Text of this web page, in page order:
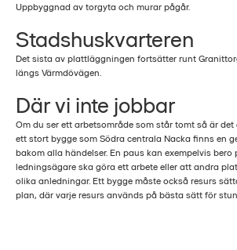
Uppbyggnad av torgyta och murar pågår.
Stadshuskvarteren
Det sista av plattläggningen fortsätter runt
längs Värmdövägen.
Där vi inte jobbar
Om du ser ett arbetsområde som står tomt så är det
ett stort bygge som Södra centrala Nacka finns en
bakom alla händelser. En paus kan exempelvis
ledningsägare ska göra ett arbete eller att andra
olika anledningar. Ett bygge måste också resurs
plan, där varje resurs används på bästa sätt för